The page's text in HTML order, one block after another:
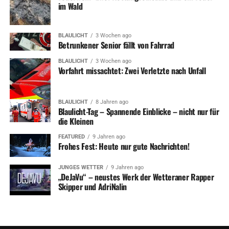
ADVERTISEMENT
Bild: Landrat Brux (links) und Archiv-Chef Dr. Dietrich
Thier Foto: Stadt Wetter
RELATED TOPICS: GESCHICHTE
UP NEXT
Ein Rucksack voller Kultur fördert Projekte für Kinder und
Jugendliche in Wetter
DON'T MISS
Hagener Agentur soll Seefest rocken – Lichtburg ist raus
im Wald
BLAULICHT 3 Wochen ago
Betrunkener Senior fällt von Fahrrad
BLAULICHT 3 Wochen ago
Vorfahrt missachtet: Zwei Verletzte nach Unfall
BLAULICHT 8 Jahren ago
Blaulicht-Tag – Spannende Einblicke – nicht nur für
die Kleinen
FEATURED 9 Jahren ago
Frohes Fest: Heute nur gute Nachrichten!
JUNGES WETTER 9 Jahren ago
„DeJaVu“ – neustes Werk der Wetteraner Rapper
Skipper und AdriNalin